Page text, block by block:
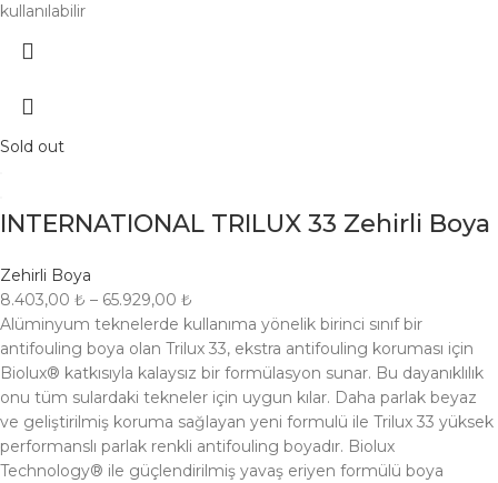
kullanılabilir
Sold out
INTERNATIONAL TRILUX 33 Zehirli Boya
Zehirli Boya
8.403,00 ₺ – 65.929,00 ₺
Alüminyum teknelerde kullanıma yönelik birinci sınıf bir
antifouling boya olan Trilux 33, ekstra antifouling koruması için
Biolux® katkısıyla kalaysız bir formülasyon sunar. Bu dayanıklılık
onu tüm sulardaki tekneler için uygun kılar. Daha parlak beyaz
ve geliştirilmiş koruma sağlayan yeni formulü ile Trilux 33 yüksek
performanslı parlak renkli antifouling boyadır. Biolux
Technology® ile güçlendirilmiş yavaş eriyen formülü boya